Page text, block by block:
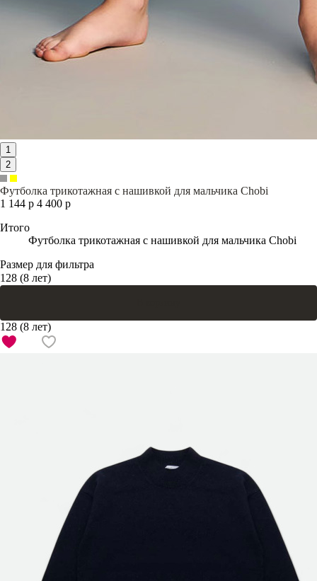
1
2
Футболка трикотажная с нашивкой для мальчика Chobi
1 144 р 4 400 р
Итого
Футболка трикотажная с нашивкой для мальчика Chobi
Размер для фильтра
128 (8 лет)
128 (8 лет)